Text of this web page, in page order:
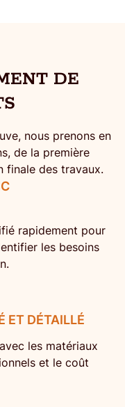
DE
, nous prenons en
de la première
finale des travaux.
rapidement pour
les besoins
ET DÉTAILLÉ
les matériaux
et le coût